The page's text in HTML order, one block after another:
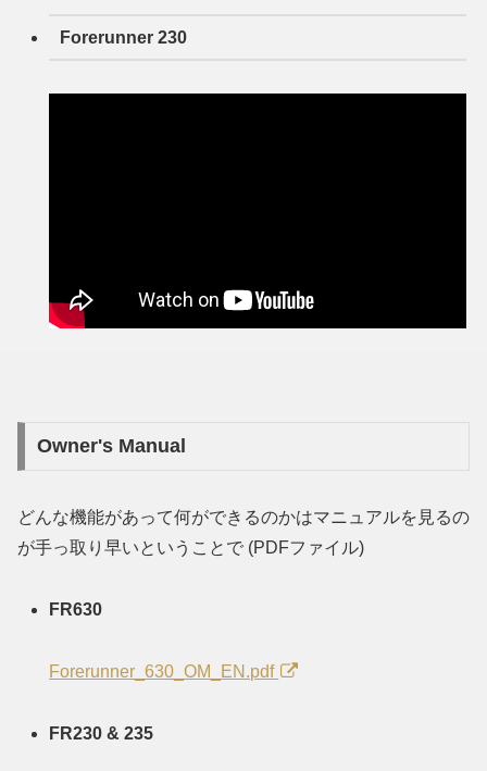
Forerunner 230
Owner's Manual
どんな機能があって何ができるのかはマニュアルを見るの
が手っ取り早いということで (PDFファイル)
FR630
Forerunner_630_OM_EN.pdf
FR230 & 235